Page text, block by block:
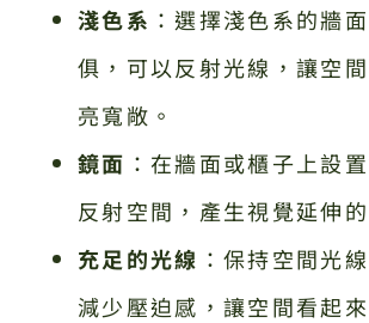
淺色系 ：選擇淺色系的牆
俱，可以反射光線，讓空
亮寬敞。
鏡面 ：在牆面或櫃子上設
反射空間，產生視覺延伸的
充足的光線 ：保持空間光
減少壓迫感，讓空間看起